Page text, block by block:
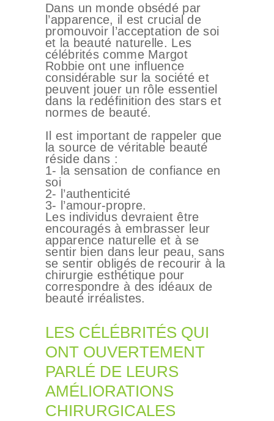
Dans un monde obsédé par
l’apparence, il est crucial de
promouvoir l’acceptation de soi
et la beauté naturelle. Les
célébrités comme Margot
Robbie ont une influence
considérable sur la société et
peuvent jouer un rôle essentiel
dans la redéfinition des stars et
normes de beauté.
Il est important de rappeler que
la source de véritable beauté
réside dans :
1- la sensation de confiance en
soi
2- l’authenticité
3- l’amour-propre.
Les individus devraient être
encouragés à embrasser leur
apparence naturelle et à se
sentir bien dans leur peau, sans
se sentir obligés de recourir à la
chirurgie esthétique pour
correspondre à des idéaux de
beauté irréalistes.
LES CÉLÉBRITÉS QUI
ONT OUVERTEMENT
PARLÉ DE LEURS
AMÉLIORATIONS
CHIRURGICALES